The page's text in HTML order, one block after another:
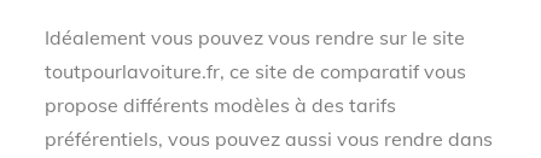
Idéalement vous pouvez vous rendre sur le site
toutpourlavoiture.fr, ce site de comparatif vous
propose différents modèles à des tarifs
préférentiels, vous pouvez aussi vous rendre dans